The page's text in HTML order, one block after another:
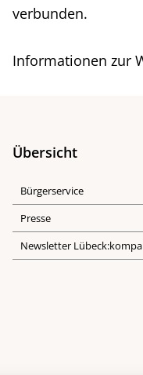
verbunden.
Informationen zur
Übersicht
Bürgerservice
Presse
Newsletter